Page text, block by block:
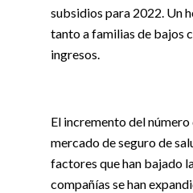
subsidios para 2022. Un
tanto a familias de bajos
ingresos.
El incremento del
mercado de seguro de
factores que han bajado
compañías se han